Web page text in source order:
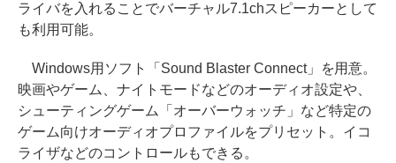
ライバを入れることでバーチャル7.1chスピーカーとして
も利用可能。
Windows用ソフト「Sound Blaster Connect」を用意。
映画やゲーム、ナイトモードなどのオーディオ設定や、
シューティングゲーム「オーバーウォッチ」など特定の
ゲーム向けオーディオプロファイルをプリセット。イコ
ライザなどのコントロールもできる。